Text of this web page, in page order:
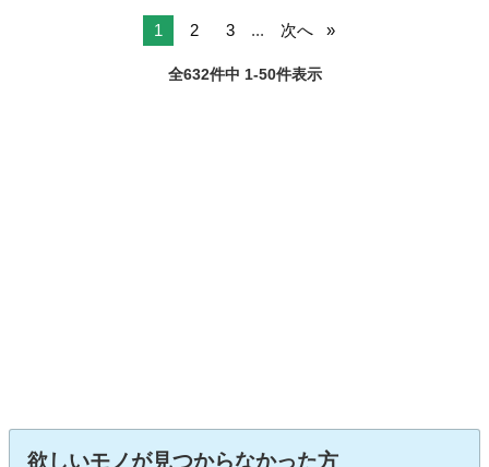
1 2 3 ... 次へ
全632件中 1-50件表示
欲しいモノが見つからなかった方